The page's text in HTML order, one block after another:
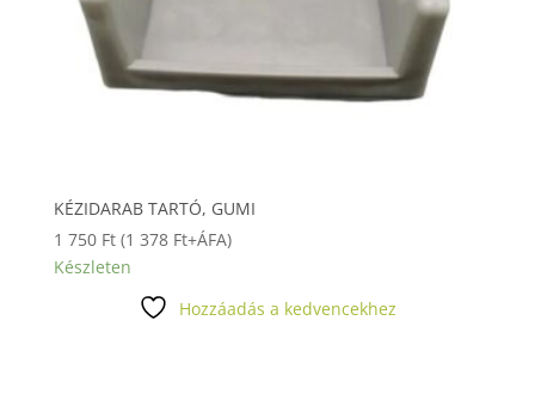
KÉZIDARAB TARTÓ, GUMI
1 750 Ft (1 378 Ft+ÁFA)
Készleten
Hozzáadás a kedvencekhez